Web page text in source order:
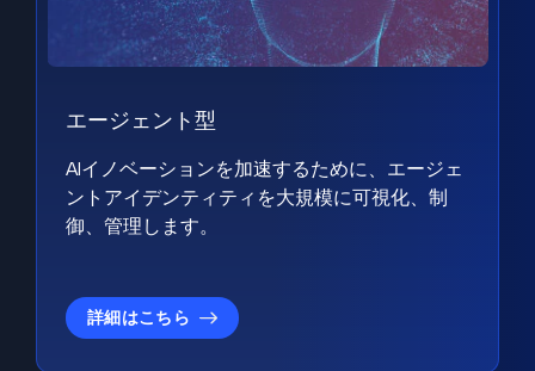
エージェント型
AIイノベーションを加速するために、エージェ
ントアイデンティティを大規模に可視化、制
御、管理します。
詳細はこちら